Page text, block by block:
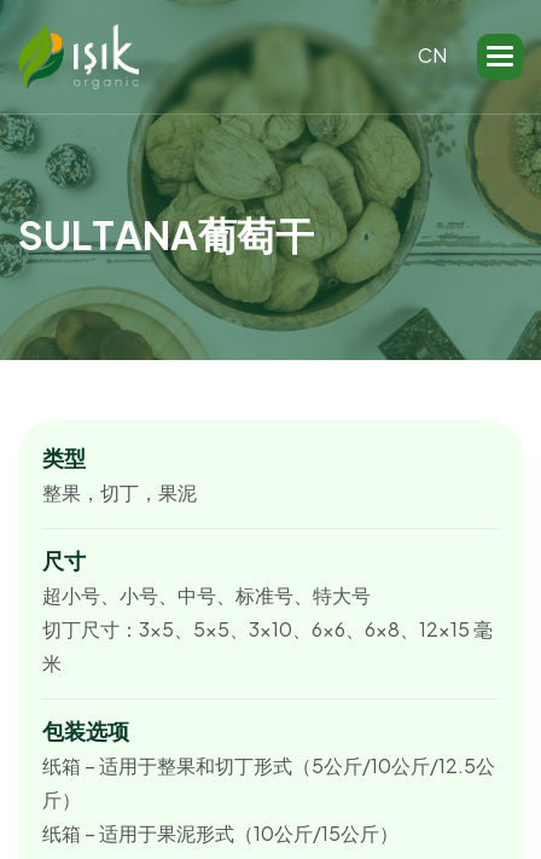
CN
SULTANA葡萄干
类型
整果，切丁，果泥
尺寸
超小号、小号、中号、标准号、特大号
切丁尺寸：3×5、5×5、3×10、6×6、6×8、12×15 毫
米
包装选项
纸箱 – 适用于整果和切丁形式（5公斤/10公斤/12.5公
斤）
纸箱 – 适用于果泥形式（10公斤/15公斤）